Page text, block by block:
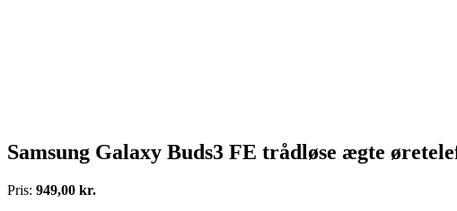
Samsung Galaxy Buds3 FE trådløse ægte
Pris: 949,00 kr.